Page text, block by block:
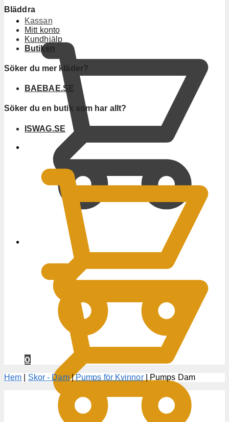
Kassan
Bläddra
Mitt konto
Kundhjälp
Butiken
Söker du mer kläder?
BAEBAE.SE
Söker du en butik som har allt?
ISWAG.SE
0
Hem Skor - Dam|Pumps för Kvinnor| Pumps Dam